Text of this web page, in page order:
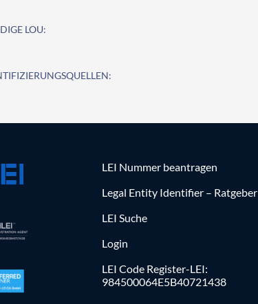
LOU:
LEI Nummer beantragen
Legal Entity Identifier – Ratgeber
LEI Suche
Login
LEI Code Register-LEI:
984500064E5B40721438